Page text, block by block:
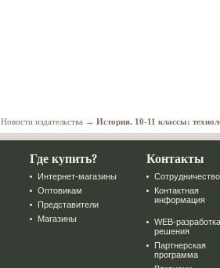
Новости издательства → История. 10-11 классы:
Где купить?
Интернет-магазины
Оптовикам
Представители
Магазины
Контакты
Сотрудничество
Контактная
информация
WEB-
решения
Партнерская
программа